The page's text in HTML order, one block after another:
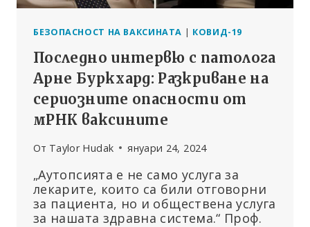
БЕЗОПАСНОСТ НА ВАКСИНАТА | КОВИД-19
Последно интервю с патолога
Арне Буркхард: Разкриване на
сериозните опасности от
мРНК ваксините
От Taylor Hudak януари 24, 2024
„Аутопсията е не само услуга за
лекарите, които са били отговорни
за пациента, но и обществена услуга
за нашата здравна система.“ Проф.